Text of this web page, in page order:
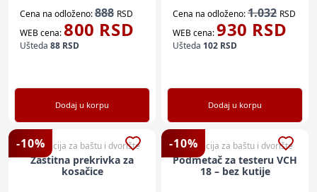
Cena na odloženo:888 RSD
WEB cena:800 RSD
Ušteda 88 RSD
Dodaj u korpu
Cena na odloženo:1.032 RSD
WEB cena:930 RSD
Ušteda 102 RSD
Dodaj u korpu
-10%
Dekoracija za baštu i dvorište
Zaštitna prekrivka za
kosačice
-10%
Dekoracija za baštu i dvorište
Podmetač za testeru VCH
18 – bez kutije